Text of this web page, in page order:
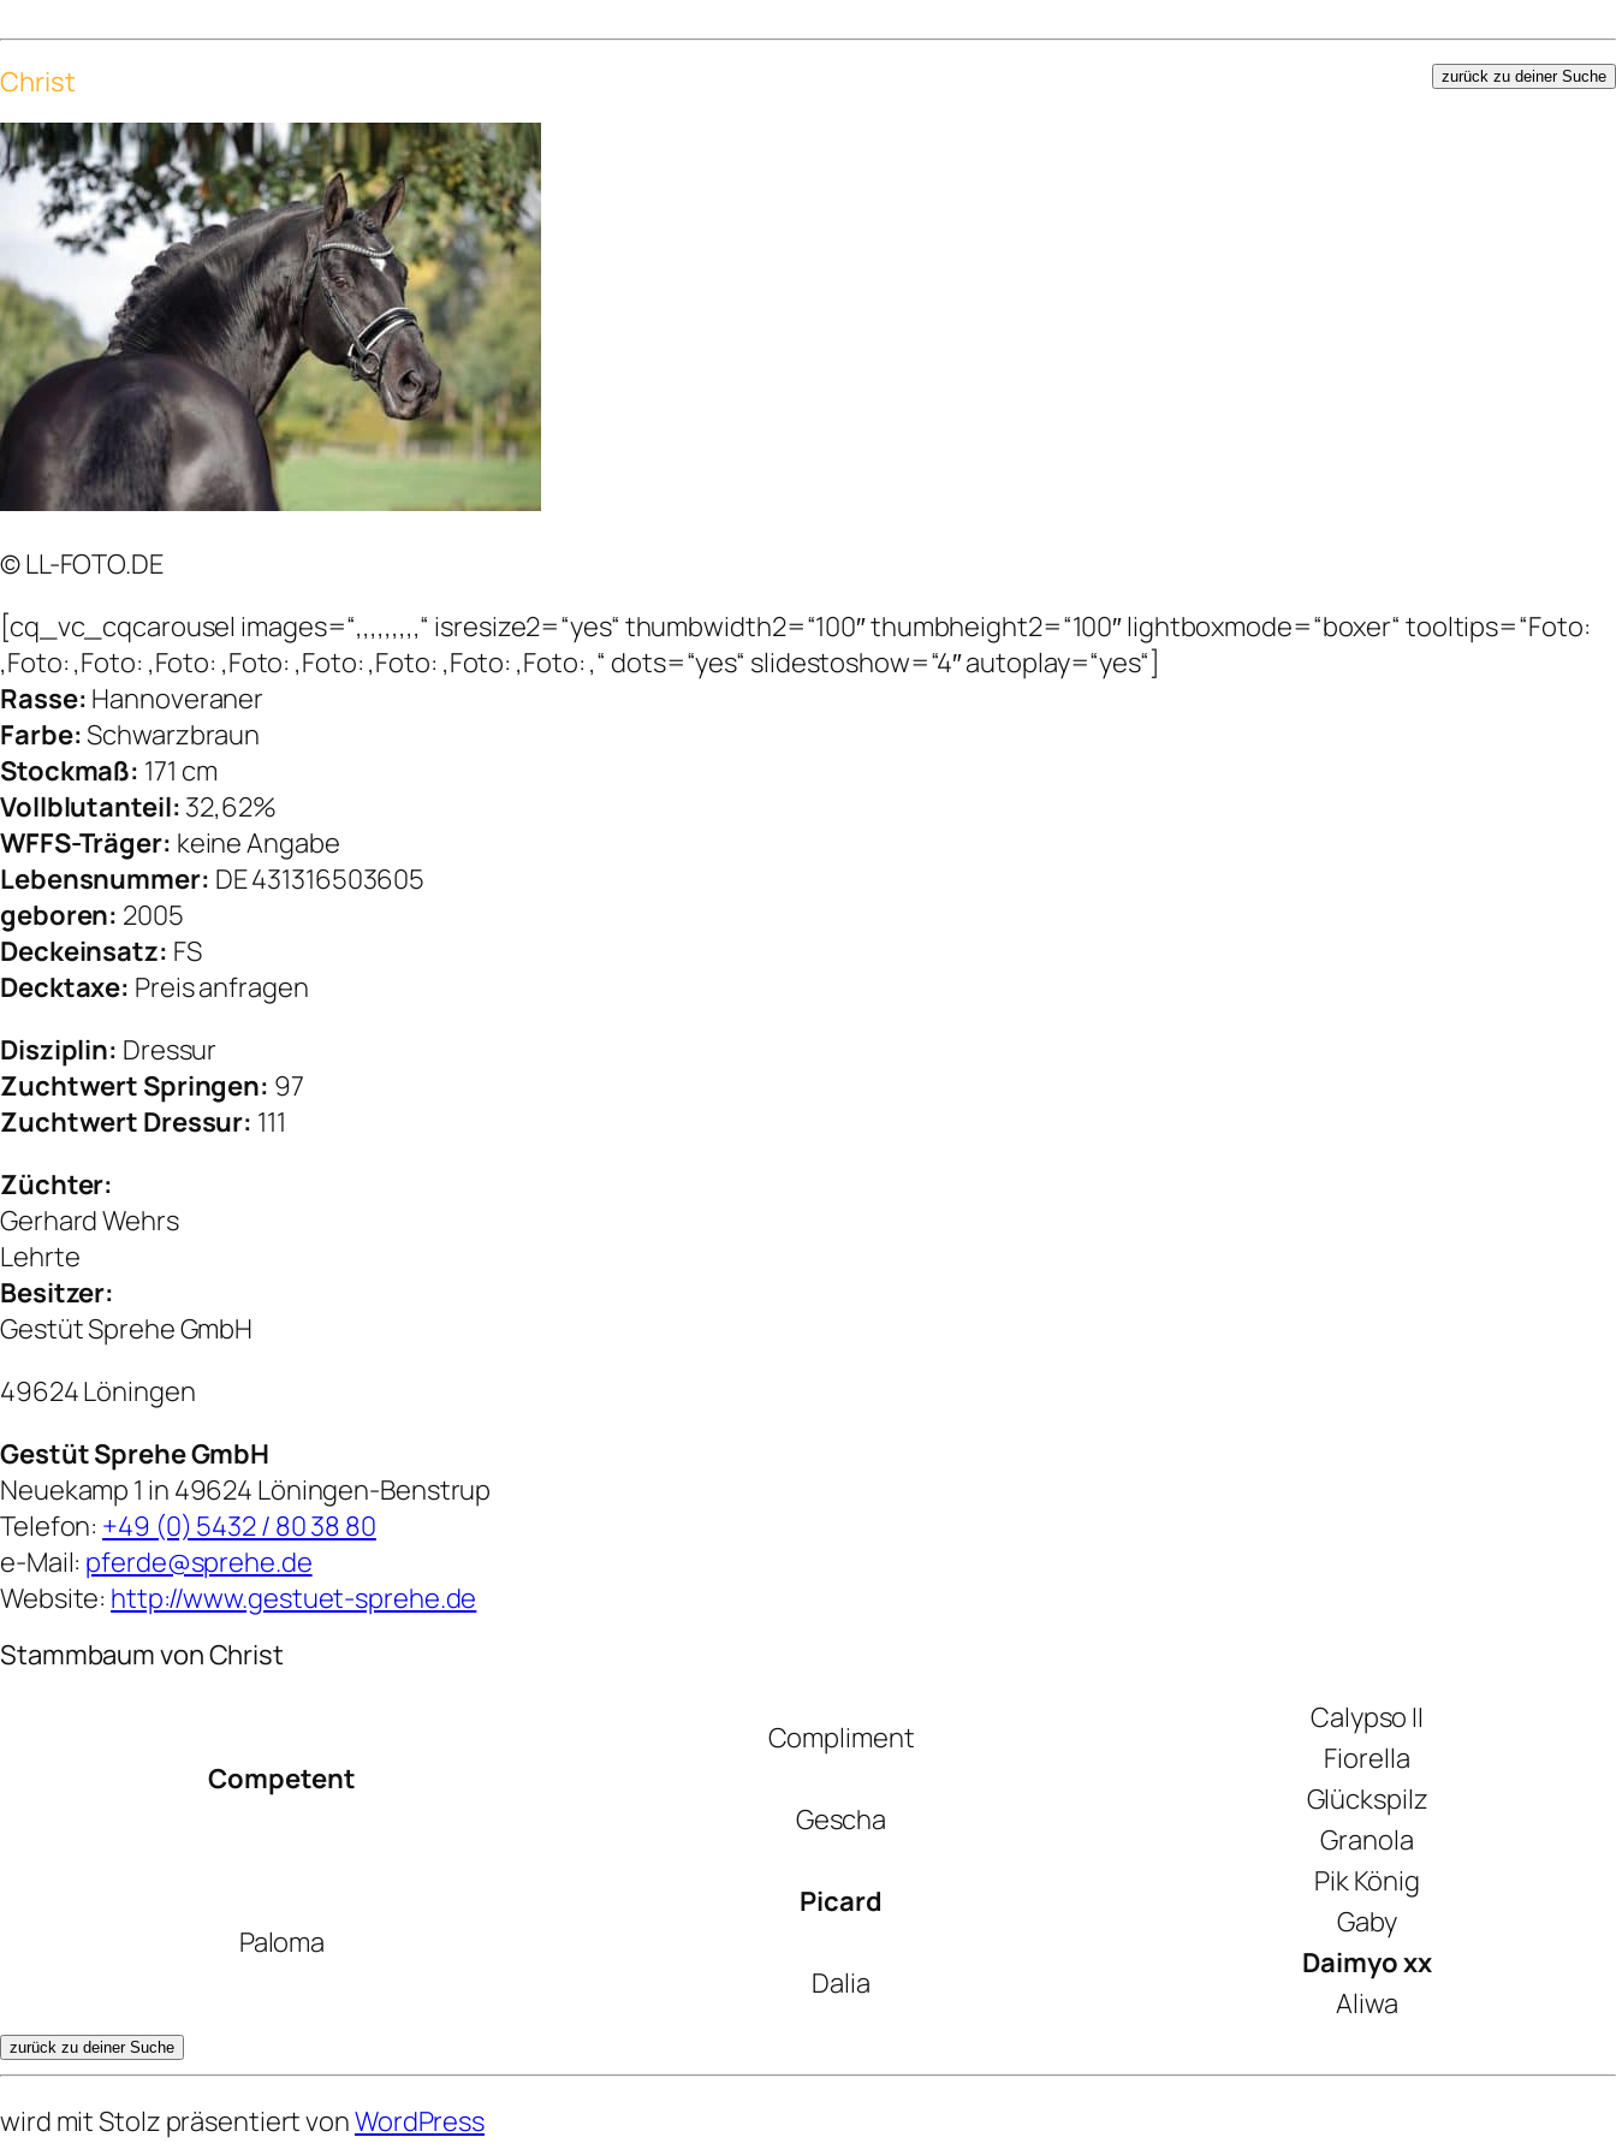
zurück zu deiner Suche
Christ
© LL-FOTO.DE
[cq_vc_cqcarousel images=“,,,,,,,,,“ isresize2=“yes“ thumbwidth2=“100″ thumbheight2=“100″ lightboxmode=“boxer“ tooltips=“Foto:
,Foto: ,Foto: ,Foto: ,Foto: ,Foto: ,Foto: ,Foto: ,Foto: ,“ dots=“yes“ slidestoshow=“4″ autoplay=“yes“]
Rasse: Hannoveraner
Farbe:Schwarzbraun
Stockmaß: 171 cm
Vollblutanteil: 32,62%
WFFS-Träger: keine Angabe
Lebensnummer: DE 431316503605
geboren: 2005
Deckeinsatz: FS
Decktaxe: Preis anfragen
Disziplin: Dressur
Zuchtwert Springen: 97
Zuchtwert Dressur: 111
Züchter:
Gerhard Wehrs
Lehrte
Besitzer:
Gestüt Sprehe GmbH
49624 Löningen
Gestüt Sprehe GmbH
Neuekamp 1 in 49624 Löningen-Benstrup
Telefon: +49 (0) 5432 / 80 38 80
e-Mail: pferde@sprehe.de
Website: http://www.gestuet-sprehe.de
Stammbaum von Christ
Competent
Compliment
Calypso II
Fiorella
Gescha
Glückspilz
Granola
Paloma
Picard
Pik König
Gaby
Dalia
Daimyo xx
Aliwa
zurück zu deiner Suche
wird mit Stolz präsentiert vonWordPress